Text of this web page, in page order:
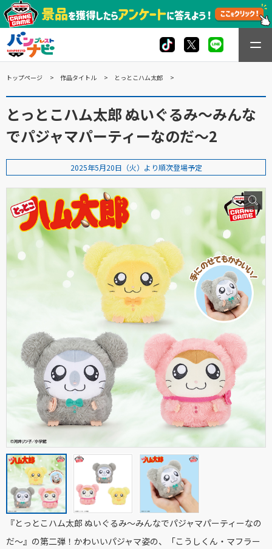
トップページ 作品タイトル とっとこハム太郎
とっとこハム太郎 ぬいぐるみ～みんな
でパジャマパーティーなのだ～2
2025年5月20日（火）より順次登場予定
『とっとこハム太郎 ぬいぐるみ～みんなでパジャマパーティーなの
だ～』の第二弾！かわいいパジャマ姿の、「こうしくん・マフラー